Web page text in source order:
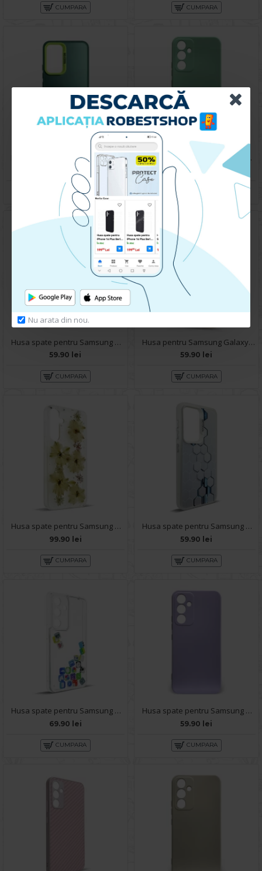
Nu arata din nou.
CUMPARA CUMPARA
Husa spate pentru Samsung Galaxy A54 5G- Glace case Verde
49.90 lei
CUMPARA
Husa spate pentru Samsung Galaxy A54 5G - Silicon Line Turcoaz
59.90 lei
CUMPARA
Husa spate pentru Samsung Galaxy A54 5G- Bozo case Mov
59.90 lei
CUMPARA
Husa pentru Samsung Galaxy A54 5G - Carte X-Power Gold
59.90 lei
CUMPARA
Husa spate pentru Samsung Galaxy A54 5G- Natural case
99.90 lei
CUMPARA
Husa spate pentru Samsung Galaxy A54 5G- Bozo case Alb
59.90 lei
CUMPARA
Husa spate pentru Samsung Galaxy A54 5G- Dinamic case
69.90 lei
CUMPARA
Husa spate pentru Samsung Galaxy A54 5G - Silicon Line Mov
59.90 lei
CUMPARA